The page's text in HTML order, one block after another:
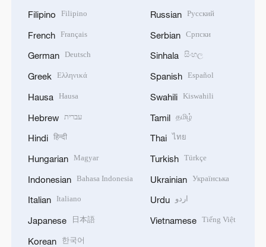
Filipino Filipino
French Français
German Deutsch
Greek Ελληνικά
Hausa Hausa
Hebrew עברית
Hindi हिन्दी
Hungarian Magyar
Indonesian Bahasa Indonesia
Italian Italiano
Japanese 日本語
Korean 한국어
Russian Русский
Serbian Српски
Sinhala සිංහල
Spanish Español
Swahili Kiswahili
Tamil தமிழ்
Thai ไทย
Turkish Türkçe
Ukrainian Українська
Urdu اردو
Vietnamese Tiếng Việt